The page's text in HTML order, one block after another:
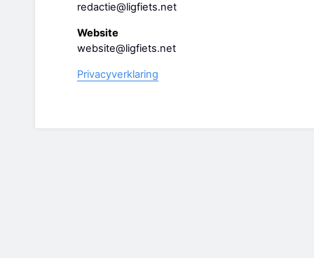
redactie@ligfiets.net
Website
website@ligfiets.net
Privacyverklaring